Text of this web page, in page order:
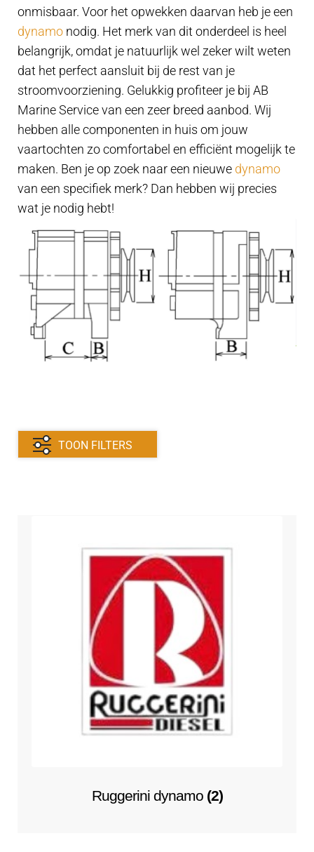
Techniek Blog
Nederlands
onmisbaar. Voor het opwekken daarvan heb je een
dynamonodig. Het merk van dit onderdeel is heel
belangrijk, omdat je natuurlijk wel zeker wilt weten
dat het perfect aansluit bij de rest van je
stroomvoorziening. Gelukkig profiteer je bij AB
Marine Service van een zeer breed aanbod. Wij
hebben alle componenten in huis om jouw
vaartochten zo comfortabel en efficiënt mogelijk te
maken. Ben je op zoek naar een nieuwe dynamo
van een specifiek merk? Dan hebben wij precies
wat je nodig hebt!
TOON FILTERS
Ruggerini dynamo (2)